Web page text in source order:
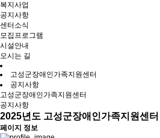
복지사업
공지사항
센터소식
모집프로그램
시설안내
오시는 길
고성군장애인가족지원센터
공지사항
고성군장애인가족지원센터
공지사항
2025년도 고성군장애인가족지원센
페이지 정보